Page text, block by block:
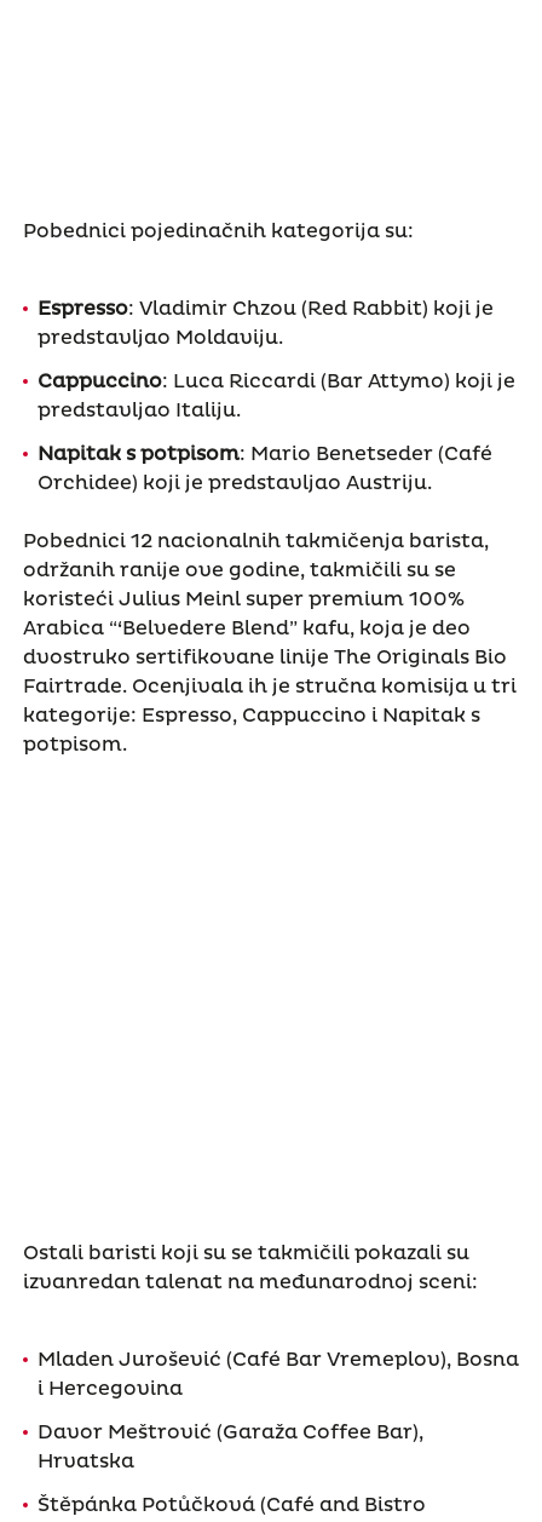
Pobednici pojedinačnih kategorija su:
Espresso: Vladimir Chzou (Red Rabbit) koji je
predstavljao Moldaviju.
Cappuccino: Luca Riccardi (Bar Attymo) koji je
predstavljao Italiju.
Napitak s potpisom: Mario Benetseder (Café
Orchidee) koji je predstavljao Austriju.
Pobednici 12 nacionalnih takmičenja barista,
održanih ranije ove godine, takmičili su se
koristeći Julius Meinl super premium 100%
Arabica “‘Belvedere Blend” kafu, koja je deo
dvostruko sertifikovane linije The Originals Bio
Fairtrade. Ocenjivala ih je stručna komisija u tri
kategorije: Espresso, Cappuccino i Napitak s
potpisom.
Ostali baristi koji su se takmičili pokazali su
izvanredan talenat na međunarodnoj sceni:
Mladen Jurošević (Café Bar Vremeplov), Bosna
i Hercegovina
Davor Meštrović (Garaža Coffee Bar),
Hrvatska
Štěpánka Potůčková (Café and Bistro